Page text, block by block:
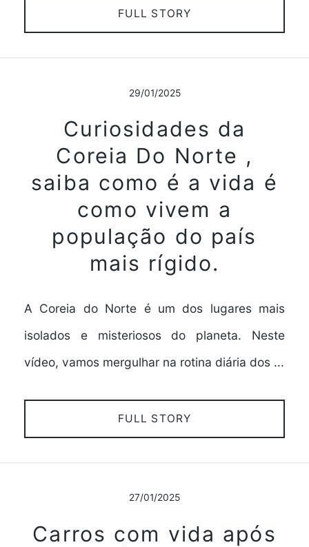
FULL STORY
29/01/2025
Curiosidades da
Coreia Do Norte ,
saiba como é a vida é
como vivem a
população do país
mais rígido.
A Coreia do Norte é um dos lugares mais
isolados e misteriosos do planeta. Neste
vídeo, vamos mergulhar na rotina diária dos ...
FULL STORY
27/01/2025
Carros com vida após